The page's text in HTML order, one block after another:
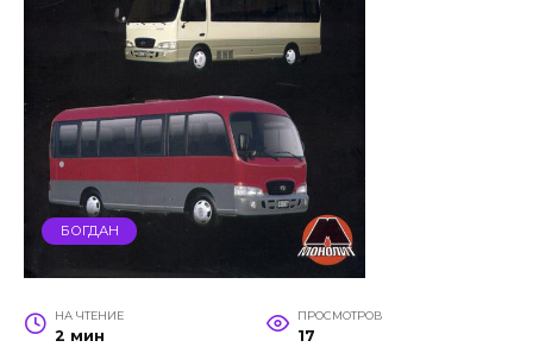
БОГДАН
НА ЧТЕНИЕ
2 мин
ПРОСМОТРОВ
17